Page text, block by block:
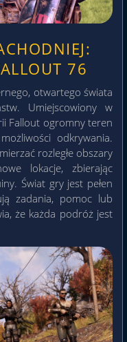
76
otwartego świata
Umiejscowiony w
Fallout ogromny teren
odkrywania.
rozległe obszary
lokacje, zbierając
Świat gry jest pełen
zadania, pomoc lub
że każda podróż jest